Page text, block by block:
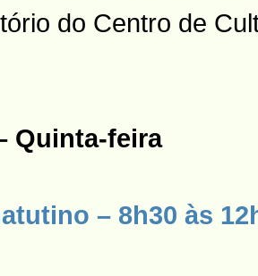
do Centro de
Quinta-feira
– 8h30 às